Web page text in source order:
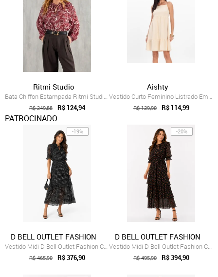
Ritmi Studio
Bata Chiffon Estampada Ritmi Studio Amarelo
R$ 249,88 R$ 124,94
PATROCINADO
Aishty
Vestido Curto Feminino Listrado Em Chiff...
R$ 129,90 R$ 114,99
-19%
D BELL OUTLET FASHION
Vestido Midi D Bell Outlet Fashion Chiff...
R$ 465,90 R$ 376,90
-20%
D BELL OUTLET FASHION
Vestido Midi D Bell Outlet Fashion Chiff...
R$ 495,90 R$ 394,90